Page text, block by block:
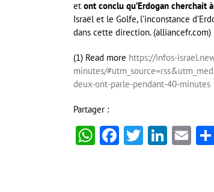
et ont conclu qu’Erdogan cherchait
Israël et le Golfe, l’inconstance
dans cette direction. (alliancefr.com)
(1) Read more https://infos-
minutes/
deux-ont-parle-pendant-40-minutes
Partager :
WhatsApp
Facebook
Twitter